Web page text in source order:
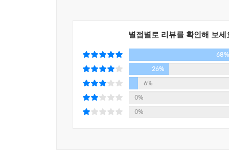
별점별로 리뷰를 확인해 보세
68%
26%
6%
0%
0%